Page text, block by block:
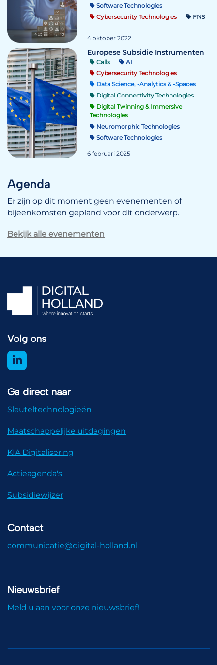
Software Technologies
Cybersecurity Technologies
FNS
4 oktober 2022
Europese Subsidie Instrumenten
Calls
AI
Cybersecurity Technologies
Data Science, -Analytics & -Spaces
Digital Connectivity Technologies
Digital Twinning & Immersive
Technologies
Neuromorphic Technologies
Software Technologies
6 februari 2025
Agenda
Er zijn op dit moment geen evenementen of
bijeenkomsten gepland voor dit onderwerp.
Bekijk alle evenementen
Volg ons
Ga direct naar
Sleuteltechnologieën
Maatschappelijke uitdagingen
KIA Digitalisering
Actieagenda's
Subsidiewijzer
Contact
communicatie@digital-holland.nl
Nieuwsbrief
Meld u aan voor onze nieuwsbrief!